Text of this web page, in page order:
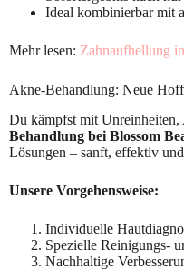
Ideal kombinierbar mit
Mehr lesen: Zahnaufhellung
Akne-Behandlung: Neue
Du kämpfst mit
Behandlung bei Blossom
Lösungen – sanft, effektiv
Unsere Vorgehensweise:
Individuelle
Spezielle Reinigungs-
Nachhaltige